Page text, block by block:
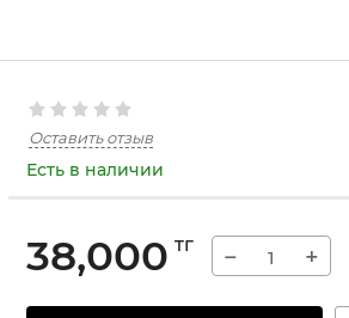
Оставить отзыв
Есть в наличии
38,000 тг − +